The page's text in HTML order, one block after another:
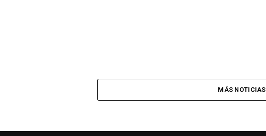
MÁS NOTICIAS